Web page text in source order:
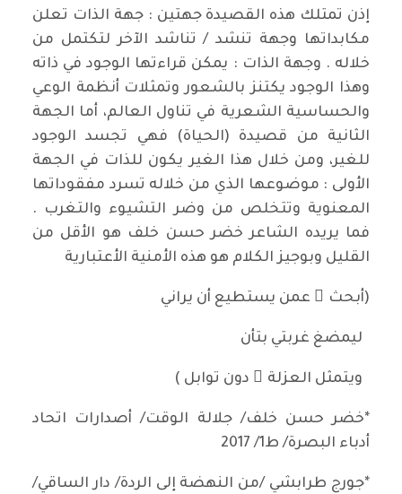
إذن تمتلك هذه القصيدة جهتين : جهة الذات تعلن
مكابداتها وجهة تنشد / تناشد الآخر لتكتمل من
خلاله . وجهة الذات : يمكن قراءتها الوجود في ذاته
وهذا الوجود يكتنز بالشعور وتمثلات أنظمة الوعي
والحساسية الشعرية في تناول العالم، أما الجهة
الثانية من قصيدة (الحياة) فهي تجسد الوجود
للغير، ومن خلال هذا الغير يكون للذات في الجهة
الأولى : موضوعها الذي من خلاله تسرد مفقوداتها
المعنوية وتتخلص من وضر التشيوء والتغرب .
فما يريده الشاعر خضر حسن خلف هو الأقل من
القليل وبوجيز الكلام هو هذه الأمنية الأعتبارية
(أبحث ُ عمن يستطيع أن يراني
ليمضغ غربتي بتأن
ويتمثل العزلة َ دون توابل )
*خضر حسن خلف/ جلالة الوقت/ أصدارات اتحاد
أدباء البصرة/ ط1/ 2017
*جورج طرابشي /من النهضة إلى الردة/ دار الساقي/